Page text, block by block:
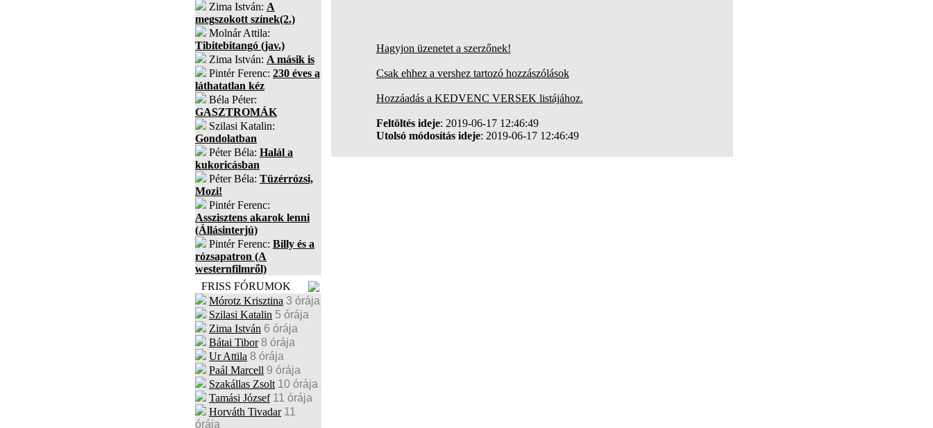
Zima István: A
megszokott színek(2.)
Molnár Attila:
Tibitebitangó (jav.)
Zima István: A másik is
Pintér Ferenc: 230 éves a
láthatatlan kéz
Béla Péter:
GASZTROMÁK
Szilasi Katalin:
Gondolatban
Péter Béla: Halál a
kukoricásban
Péter Béla: Tüzérrózsi,
Mozi!
Pintér Ferenc:
Asszisztens akarok lenni
(Állásinterjú)
Pintér Ferenc: Billy és a
rózsapatron (A
westernfilmről)
FRISS FÓRUMOK
Mórotz Krisztina 3 órája
Szilasi Katalin 5 órája
Zima István 6 órája
Bátai Tibor 8 órája
Ur Attila 8 órája
Paál Marcell 9 órája
Szakállas Zsolt 10 órája
Tamási József 11 órája
Horváth Tivadar 11
órája
Hagyjon üzenetet a szerzőnek!
Csak ehhez a vershez tartozó hozzászólások
Hozzáadás a KEDVENC VERSEK listájához.
Feltöltés ideje: 2019-06-17 12:46:49
Utolsó módosítás ideje: 2019-06-17 12:46:49